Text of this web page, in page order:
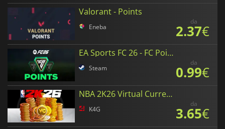
Valorant - Points
Eneba
da
2.37€
EA Sports FC 26 - FC Points
Steam
da
0.99€
NBA 2K26 Virtual Currency
K4G
da
3.65€